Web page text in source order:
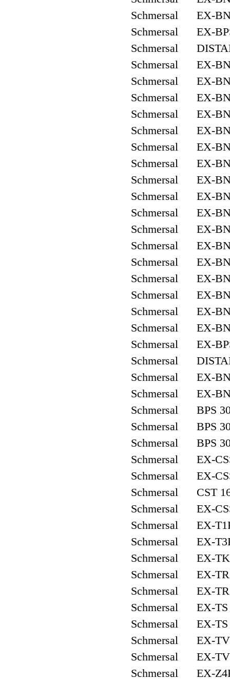
Schmersal EX-
Schmersal EX-
Schmersal
Schmersal EX-
Schmersal EX-
Schmersal EX-
Schmersal EX-
Schmersal EX-
Schmersal EX-
Schmersal EX-
Schmersal EX-
Schmersal EX-
Schmersal EX-
Schmersal EX-
Schmersal EX-
Schmersal EX-
Schmersal EX-
Schmersal EX-
Schmersal EX-
Schmersal EX-
Schmersal EX-
Schmersal
Schmersal EX-
Schmersal EX-
Schmersal BPS
Schmersal BPS
Schmersal BPS
Schmersal EX-
Schmersal EX-
Schmersal CST
Schmersal EX-
Schmersal EX-
Schmersal EX-
Schmersal EX-
Schmersal EX-TR
Schmersal EX-TR
Schmersal EX-TS
Schmersal EX-TS
Schmersal EX-
Schmersal EX-
Schmersal EX-